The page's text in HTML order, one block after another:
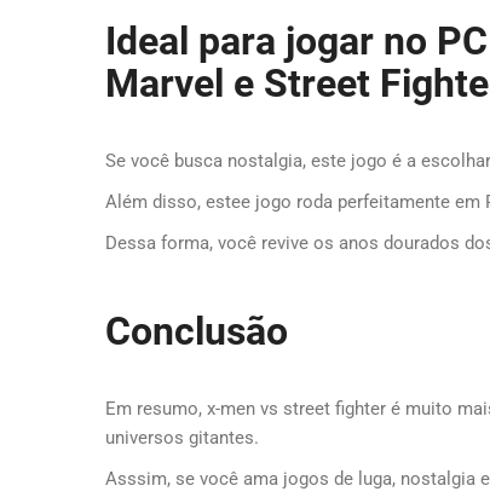
Ideal para jogar no
Marvel e Street
Se você busca nostalgia, este jogo é a
Além disso, estee jogo roda perfeitamente em
Dessa forma, você revive os anos dourados
Conclusão
Em resumo, x-men vs street fighter é muito
universos gitantes.
Asssim, se você ama jogos de luga, nostalgia